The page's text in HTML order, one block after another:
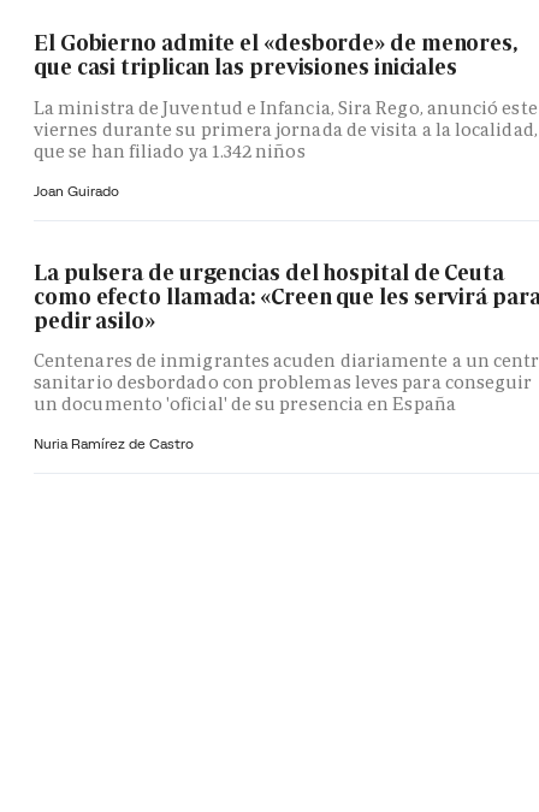
El Gobierno admite el «desborde» de menores,
que casi triplican las previsiones iniciales
La ministra de Juventud e Infancia, Sira Rego, anunció este
viernes durante su primera jornada de visita a la localidad,
que se han filiado ya 1.342 niños
Joan Guirado
La pulsera de urgencias del hospital de Ceuta
como efecto llamada: «Creen que les servirá
pedir asilo»
Centenares de inmigrantes acuden diariamente a un
sanitario desbordado con problemas leves para conseguir
un documento 'oficial' de su presencia en España
Nuria Ramírez de Castro